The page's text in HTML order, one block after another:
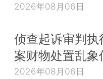
2026年08月06日
侦查起诉审判
案财物处置乱象
2026年08月06日